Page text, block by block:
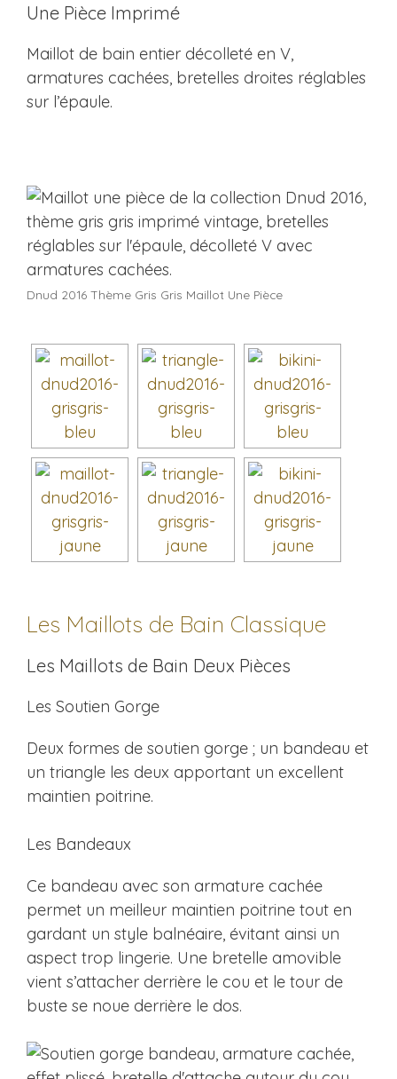
Une Pièce Imprimé
Maillot de bain entier décolleté en V,
armatures cachées, bretelles droites réglables
sur l’épaule.
Dnud 2016 Thème Gris Gris Maillot Une Pièce
Les Maillots de Bain Classique
Les Maillots de Bain Deux Pièces
Les Soutien Gorge
Deux formes de soutien gorge ; un bandeau et
un triangle les deux apportant un excellent
maintien poitrine.
Les Bandeaux
Ce bandeau avec son armature cachée
permet un meilleur maintien poitrine tout en
gardant un style balnéaire, évitant ainsi un
aspect trop lingerie. Une bretelle amovible
vient s’attacher derrière le cou et le tour de
buste se noue derrière le dos.